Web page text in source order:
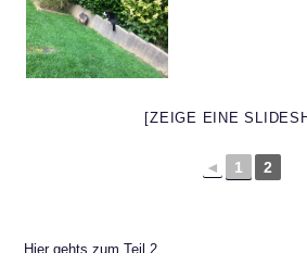
[ZEIGE EINE
◄ 1 2
Hier gehts zum Teil 2